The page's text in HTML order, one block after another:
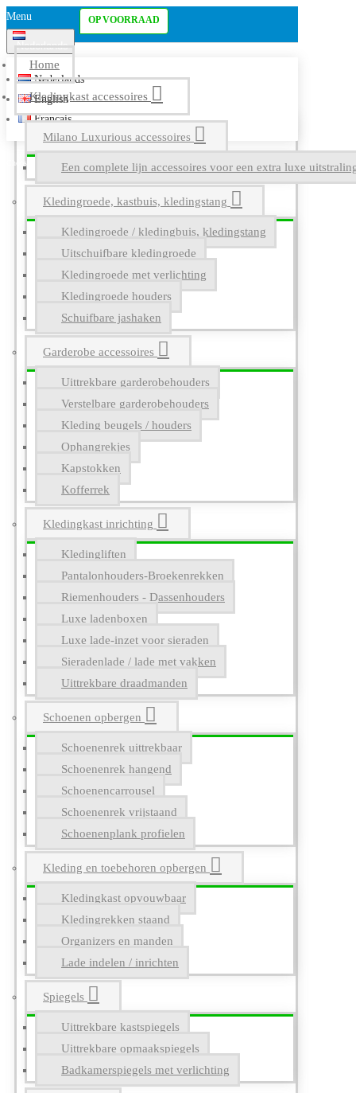
Menu
Nederlands
Nederlands
English
Français
Home
Kledingkast accessoires
Milano Luxurious accessoires
Een complete lijn accessoires voor een extra luxe
Kledingroede, kastbuis, kledingstang
Kledingroede / kledingbuis, kledingstang
Uitschuifbare kledingroede
Kledingroede met verlichting
Kledingroede houders
Schuifbare jashaken
Garderobe accessoires
Uittrekbare garderobehouders
Verstelbare garderobehouders
Kleding beugels / houders
Ophangrekjes
Kapstokken
Kofferrek
Kledingkast inrichting
Kledingliften
Pantalonhouders-Broekenrekken
Riemenhouders - Dassenhouders
Luxe ladenboxen
Luxe lade-inzet voor sieraden
Sieradenlade / lade met vakken
Uittrekbare draadmanden
Schoenen opbergen
Schoenenrek uittrekbaar
Schoenenrek hangend
Schoenencarrousel
Schoenenrek vrijstaand
Schoenenplank profielen
Kleding en toebehoren opbergen
Kledingkast opvouwbaar
Kledingrekken staand
Organizers en manden
Lade indelen / inrichten
Spiegels
Uittrekbare kastspiegels
Uittrekbare opmaakspiegels
Badkamerspiegels met verlichting
OP VOORRAAD